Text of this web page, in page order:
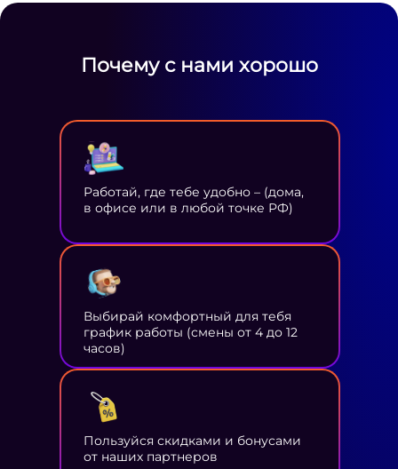
Почему с нами хорошо
Работай, где тебе удобно – (дома,
в офисе или в любой точке РФ)
Выбирай комфортный для тебя
график работы (смены от 4 до 12
часов)
Пользуйся скидками и бонусами
от наших партнеров